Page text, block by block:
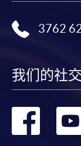
3762
我们的社
转